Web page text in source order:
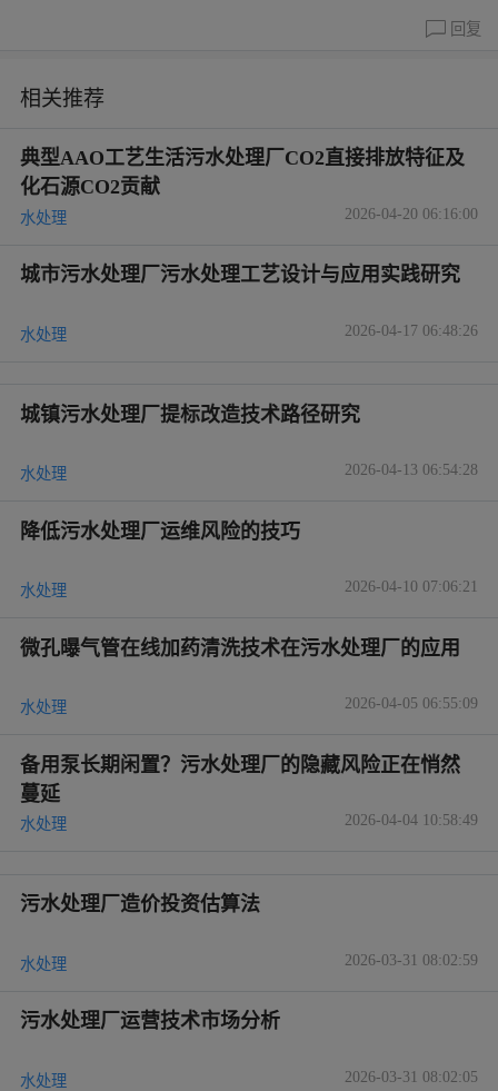
回复
相关推荐
典型AAO工艺生活污水处理厂CO2直接排放特征及
化石源CO2贡献
水处理 2026-04-20 06:16:00
城市污水处理厂污水处理工艺设计与应用实践研究
水处理 2026-04-17 06:48:26
城镇污水处理厂提标改造技术路径研究
水处理 2026-04-13 06:54:28
降低污水处理厂运维风险的技巧
水处理 2026-04-10 07:06:21
微孔曝气管在线加药清洗技术在污水处理厂的应用
水处理 2026-04-05 06:55:09
备用泵长期闲置？污水处理厂的隐藏风险正在悄然
蔓延
水处理 2026-04-04 10:58:49
污水处理厂造价投资估算法
水处理 2026-03-31 08:02:59
污水处理厂运营技术市场分析
水处理 2026-03-31 08:02:05